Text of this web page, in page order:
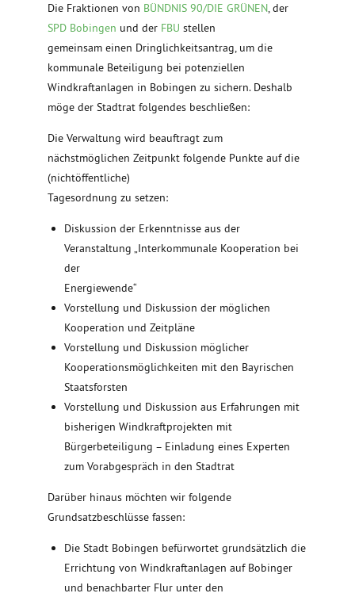
Die Fraktionen von BÜNDNIS 90/DIE GRÜNEN, der
SPD Bobingen und der FBU stellen
gemeinsam einen Dringlichkeitsantrag, um die
kommunale Beteiligung bei potenziellen
Windkraftanlagen in Bobingen zu sichern. Deshalb
möge der Stadtrat folgendes beschließen:
Die Verwaltung wird beauftragt zum
nächstmöglichen Zeitpunkt folgende Punkte auf die
(nichtöffentliche)
Tagesordnung zu setzen:
Diskussion der Erkenntnisse aus der
Veranstaltung „Interkommunale Kooperation bei
der
Energiewende“
Vorstellung und Diskussion der möglichen
Kooperation und Zeitpläne
Vorstellung und Diskussion möglicher
Kooperationsmöglichkeiten mit den Bayrischen
Staatsforsten
Vorstellung und Diskussion aus Erfahrungen mit
bisherigen Windkraftprojekten mit
Bürgerbeteiligung – Einladung eines Experten
zum Vorabgespräch in den Stadtrat
Darüber hinaus möchten wir folgende
Grundsatzbeschlüsse fassen:
Die Stadt Bobingen befürwortet grundsätzlich die
Errichtung von Windkraftanlagen auf Bobinger
und benachbarter Flur unter den